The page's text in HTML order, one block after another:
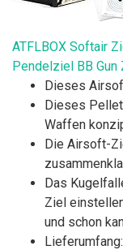
ATFLBOX Softair
Pendelziel BB
Dieses
Dieses
Waffen
Die Airsoft-
Das
Ziel
und schon